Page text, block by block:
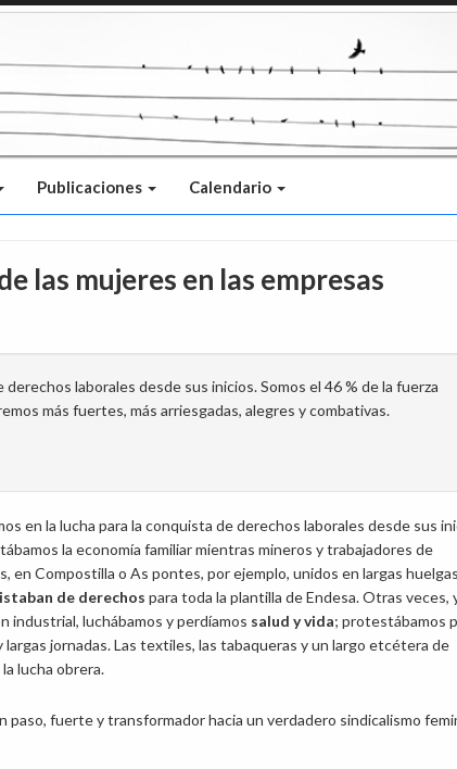
Publicaciones Calendario
las mujeres en las empresas
laborales desde sus inicios. Somos el 46 % de la fuerza
más fuertes, más arriesgadas, alegres y combativas.
en la lucha para la conquista de derechos laborales desde sus
la economía familiar mientras mineros y trabajadores de
en Compostilla o As pontes, por ejemplo, unidos en largas
de derechos para toda la plantilla de Endesa. Otras veces,
industrial, luchábamos y perdíamos salud y vida; protestábamos
largas jornadas. Las textiles, las tabaqueras y un largo etcétera de
lucha obrera.
paso, fuerte y transformador hacia un verdadero sindicalismo